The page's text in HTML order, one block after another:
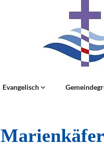
Evangelisch